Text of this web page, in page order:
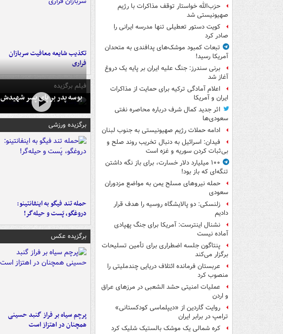
حزب‌الله خواستار توقف مذاکرات با رژیم
صهیونیستی شد
کویت دستور تعطیلی تنها مدرسه ایرانی را
صادر کرد
تبعات کمبود موشک‌های پدافندی به متحدان
آمریکا رسید!
برنی سندرز: جنگ علیه ایران بر پایه یک دروغ
آغاز شد
اعلام آمادگی ترکیه برای حمایت از مذاکرات
ایران و آمریکا
اثر جدید کمال شرف درباره محاصره نفتی
سعودی‌ها
ادامه حملات رژیم صهیونیستی به جنوب لبنان
فیدان: اسرائیل به دنبال تخریب روند صلح و
بی‌ثبات کردن سوریه و غزه است
۱۰۰ میلیارد دلار خسارت، برای باز نگه داشتن
تنگه‌ای که باز بود!
حمله نیروهای مسلح یمن به مواضع مزدوران
سعودی
زلنسکی: دو پالایشگاه روسیه را هدف قرار
دادیم
نشنال اینترست: آمریکا برای جنگ پهپادی
آماده نیست
پنتاگون جلسه اضطراری برای تأمین تسلیحات
برگزار می‌کند
عربستان فرمانده ائتلاف دریایی چندملیتی را
منصوب کرد
عملیات امنیتی حشد الشعبی در مرزهای عراق
و اردن
روایت گاردین از «دیپلماسی کودکستانی»
ترامپ در برابر ایران
کره شمالی یک موشک بالستیک شلیک کرد
تکذیب شایعه معافیت سربازان
فراری
فیلم برگزیده
بوسه‌ پدر بر پای پسر شهیدش
برگزیده ورزشی
حمله تند فیگو به اینفانتینو:
دروغگو، پَست‌ و حیله‌گر!
برگزیده عکس
پرچم سیاه بر فراز گنبد حسینی
همچنان در اهتزاز است